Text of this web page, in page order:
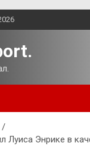
Луиса Энрике в